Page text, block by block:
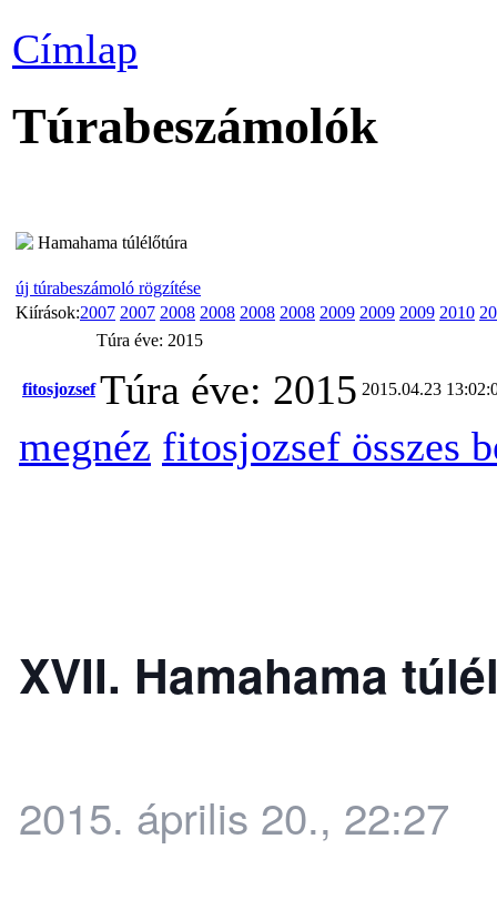
Címlap
Túrabeszámolók
Hamahama túlélőtúra
új túrabeszámoló rögzítése
Kiírások:2007 2007 2008 2008 2008 2008 2009 2009 2009 2010
Túra éve: 2015
fitosjozsef Túra éve: 2015 2015.04.23
megnéz fitosjozsef összes
XVII. Hamahama
2015. április 20., 22:27